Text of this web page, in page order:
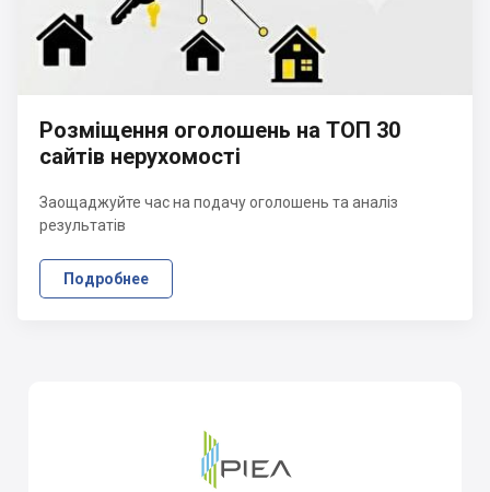
Розміщення оголошень на ТОП 30
сайтів нерухомості
Заощаджуйте час на подачу оголошень та аналіз
результатів
Подробнее